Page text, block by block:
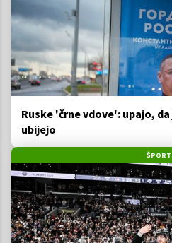
Ruske 'črne vdove': upajo,
ubijejo
ŠPORT